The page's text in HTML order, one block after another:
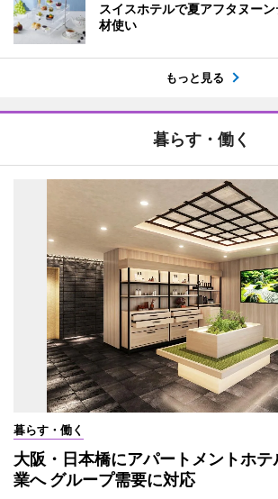
スイスホテルで夏アフタヌー
材使い
もっと見る
暮らす・働く
暮らす・働く
大阪・日本橋にアパートメントホ
業へ グループ需要に対応